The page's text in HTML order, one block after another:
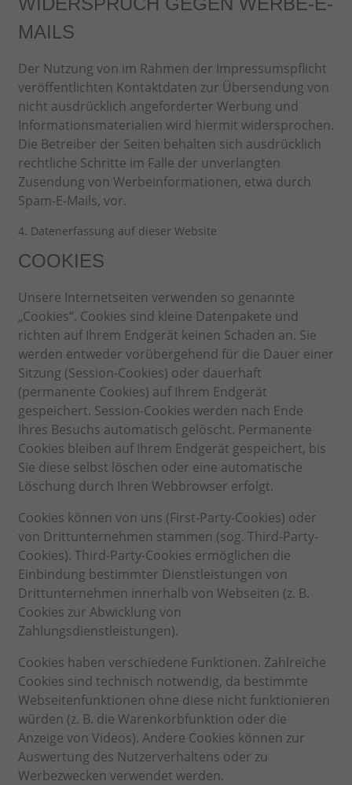
MAILS
Der Nutzung von im Rahmen der Impressumspflicht
veröffentlichten Kontaktdaten zur Übersendung von
nicht ausdrücklich angeforderter Werbung und
Informationsmaterialien wird hiermit widersprochen.
Die Betreiber der Seiten behalten sich ausdrücklich
rechtliche Schritte im Falle der unverlangten
Zusendung von Werbeinformationen, etwa durch
Spam-E-Mails, vor.
4. Datenerfassung auf dieser Website
COOKIES
Unsere Internetseiten verwenden so genannte
„Cookies“. Cookies sind kleine Datenpakete und
richten auf Ihrem Endgerät keinen Schaden an. Sie
werden entweder vorübergehend für die Dauer einer
Sitzung (Session-Cookies) oder dauerhaft
(permanente Cookies) auf Ihrem Endgerät
gespeichert. Session-Cookies werden nach Ende
Ihres Besuchs automatisch gelöscht. Permanente
Cookies bleiben auf Ihrem Endgerät gespeichert, bis
Sie diese selbst löschen oder eine automatische
Löschung durch Ihren Webbrowser erfolgt.
Cookies können von uns (First-Party-Cookies) oder
von Drittunternehmen stammen (sog. Third-Party-
Cookies). Third-Party-Cookies ermöglichen die
Einbindung bestimmter Dienstleistungen von
Drittunternehmen innerhalb von Webseiten (z. B.
Cookies zur Abwicklung von
Zahlungsdienstleistungen).
Cookies haben verschiedene Funktionen. Zahlreiche
Cookies sind technisch notwendig, da bestimmte
Webseitenfunktionen ohne diese nicht funktionieren
würden (z. B. die Warenkorbfunktion oder die
Anzeige von Videos). Andere Cookies können zur
Auswertung des Nutzerverhaltens oder zu
Werbezwecken verwendet werden.